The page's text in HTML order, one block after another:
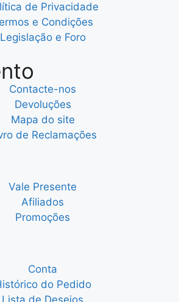
de Privacidade
e Condições
Legislação e Foro
Contacte-nos
Devoluções
Mapa do site
de Reclamações
Vale Presente
Afiliados
Promoções
Conta
do Pedido